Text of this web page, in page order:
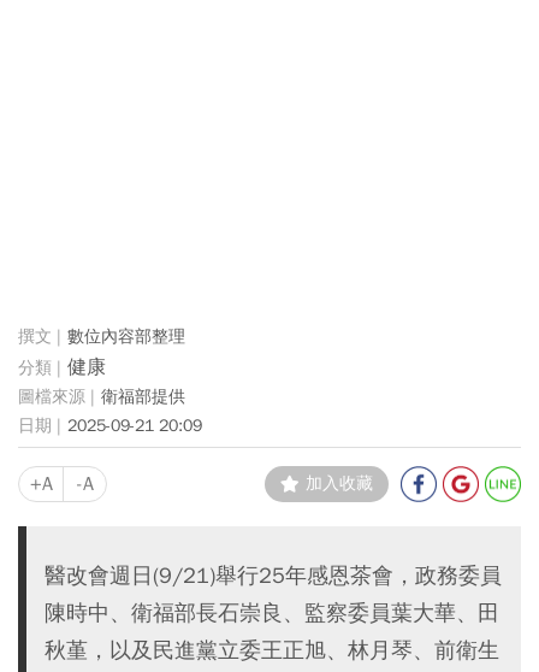
數位內容部整理
健康
衛福部提供
2025-09-21 20:09
+A -A 加入收藏
醫改會週日(9/21)舉行25年感恩茶會，政務委員
陳時中、衛福部長石崇良、監察委員葉大華、田
秋堇，以及民進黨立委王正旭、林月琴、前衛生